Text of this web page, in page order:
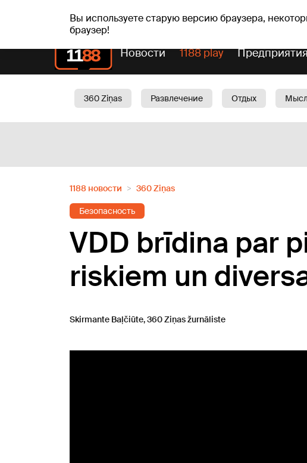
Вы используете старую версию браузера,
браузер!
сб, 08.08.2026. +18°C Mudīte, Vladislava, Vladislavs
Новости 1188 play
360 Ziņas Развлечение Отдых
1188 новости 360 Ziņas
Безопасность
VDD brīdina par
riskiem un
Skirmante Baļčiūte, 360 Ziņas žurnāliste